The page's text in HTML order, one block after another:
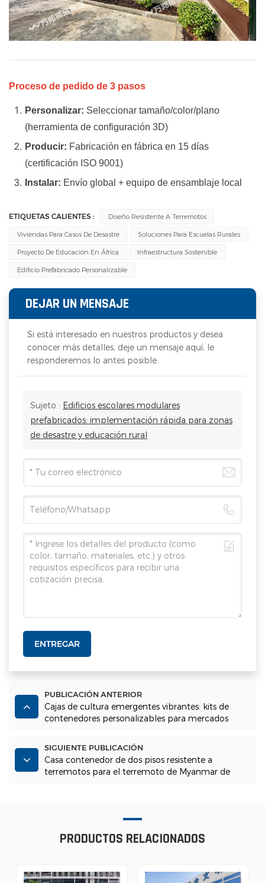
Proceso de pedido de 3 pasos
Personalizar: Seleccionar tamaño/color/plano
(herramienta de configuración 3D)
Producir: Fabricación en fábrica en 15 días
(certificación ISO 9001)
Instalar: Envío global + equipo de ensamblaje local
ETIQUETAS CALIENTES : Diseño Resistente A Terremotos
Viviendas Para Casos De Desastre Soluciones Para Escuelas Rurales
Proyecto De Educación En África Infraestructura Sostenible
Edificio Prefabricado Personalizable
DEJAR UN MENSAJE
Si está interesado en nuestros productos y desea
conocer más detalles, deje un mensaje aquí, le
responderemos lo antes posible.
Sujeto : Edificios escolares modulares
prefabricados: implementación rápida para zonas
de desastre y educación rural
ENTREGAR
PUBLICACIÓN ANTERIOR
Cajas de cultura emergentes vibrantes: kits de
contenedores personalizables para mercados
SIGUIENTE PUBLICACIÓN
Casa contenedor de dos pisos resistente a
terremotos para el terremoto de Myanmar de
PRODUCTOS RELACIONADOS